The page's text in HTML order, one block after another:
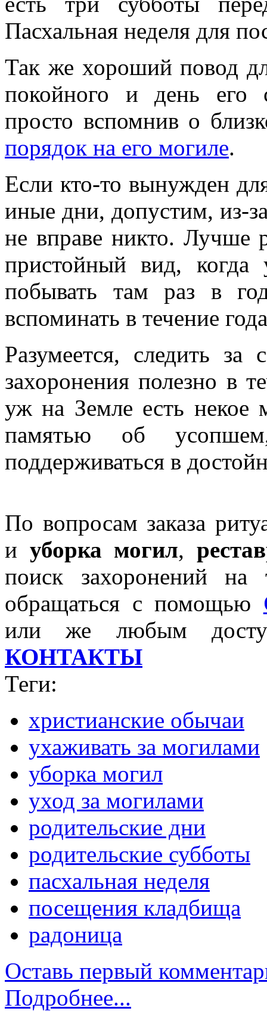
Пасхальная неделя для
Так же хороший повод
покойного и день его
просто вспомнив о
порядок на его могиле.
Если кто-то вынужден
иные дни, допустим, из-
не вправе никто. Лучше
пристойный вид, когда
побывать там раз в
вспоминать в течение
Разумеется, следить
захоронения полезно в
уж на Земле есть некое
памятью об
поддерживаться в
По вопросам заказа
и уборка могил,
поиск захоронений на
обращаться с помощью
или же любым
КОНТАКТЫ
Теги:
христианские обычаи
ухаживать за могилами
уборка могил
уход за могилами
родительские дни
родительские субботы
пасхальная неделя
посещения кладбища
радоница
Оставь первый
Подробнее...